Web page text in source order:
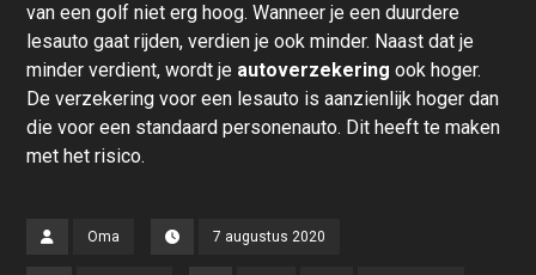
van een golf niet erg hoog. Wanneer je een duurdere
lesauto gaat rijden, verdien je ook minder. Naast dat je
minder verdient, wordt je autoverzekering ook hoger.
De verzekering voor een lesauto is aanzienlijk hoger dan
die voor een standaard personenauto. Dit heeft te maken
met het risico.
Oma 7 augustus 2020